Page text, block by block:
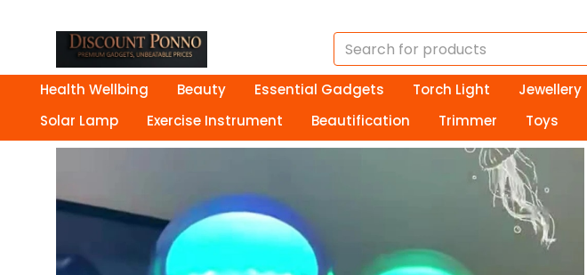
Health Wellbing Beauty Essential Gadgets Torch Light Jewellery
Solar Lamp
Exercise Instrument Beautification Trimmer Toys